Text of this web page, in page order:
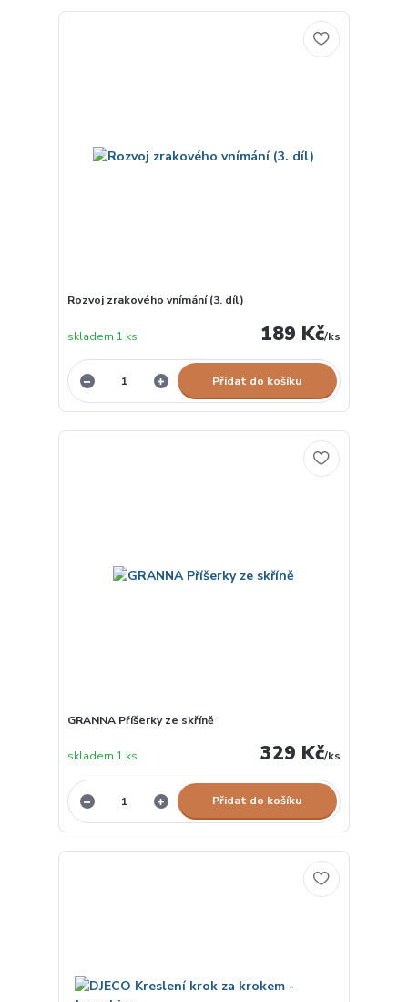
Rozvoj zrakového vnímání (3. díl)
189 Kč/ks
skladem 1 ks
Přidat do košíku
GRANNA Příšerky ze skříně
329 Kč/ks
skladem 1 ks
Přidat do košíku